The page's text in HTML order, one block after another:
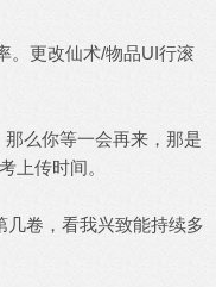
。更改仙术/物品UI行滚
么你等一会再来，那是
上传时间。
几卷，看我兴致能持续多